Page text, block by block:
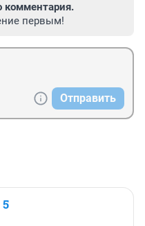
комментария.
первым!
Отправить